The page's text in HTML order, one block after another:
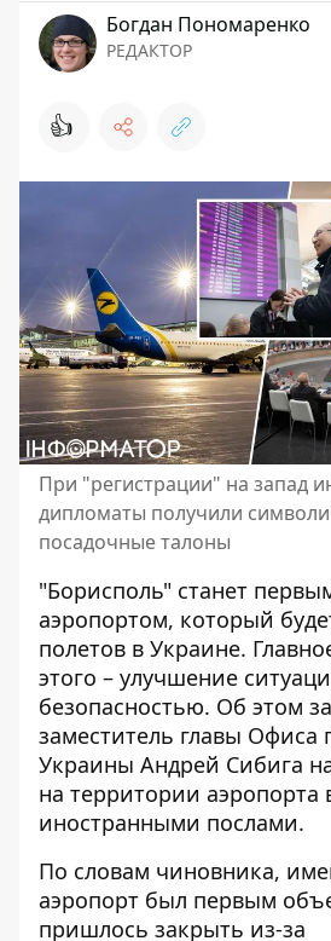
Богдан Пономаренко
РЕДАКТОР
👍
При "регистрации" на запад
дипломаты получили
посадочные талоны
"Борисполь" станет
аэропортом, который
полетов в Украине.
этого – улучшение
безопасностью. Об этом
заместитель главы Офиса
Украины Андрей Сибига
на территории аэропорта
иностранными послами.
По словам чиновника,
аэропорт был первым
пришлось закрыть из-за